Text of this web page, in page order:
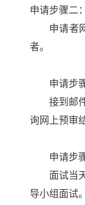
申请步骤二
申请者
者。
申请步
接到邮
询网上预审
申请步
面试当
导小组面试